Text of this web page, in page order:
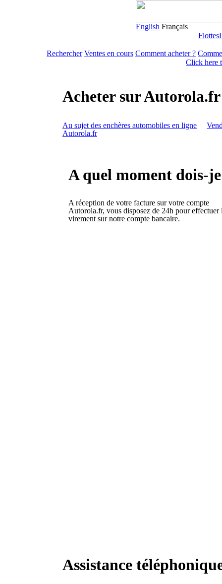
English Français
Flottes
Rechercher Ventes en cours Comment acheter ?
Click here
Acheter sur Autorola.fr
Au sujet des enchères automobiles en ligne
Autorola.fr
A quel moment dois-
A réception de votre facture sur votre compte
Autorola.fr, vous disposez de 24h pour effectuer
virement sur notre compte bancaire.
Assistance